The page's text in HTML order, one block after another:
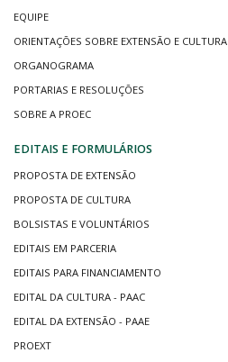
EQUIPE
ORIENTAÇÕES SOBRE EXTENSÃO E CULTURA
ORGANOGRAMA
PORTARIAS E RESOLUÇÕES
SOBRE A PROEC
EDITAIS E FORMULÁRIOS
PROPOSTA DE EXTENSÃO
PROPOSTA DE CULTURA
BOLSISTAS E VOLUNTÁRIOS
EDITAIS EM PARCERIA
EDITAIS PARA FINANCIAMENTO
EDITAL DA CULTURA - PAAC
EDITAL DA EXTENSÃO - PAAE
PROEXT